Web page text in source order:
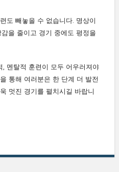
도 빼놓을 수 없습니다. 명상이
을 줄이고 경기 중에도 평정을
멘탈적 훈련이 모두 어우러져야
통해 여러분은 한 단계 더 발전
멋진 경기를 펼치시길 바랍니